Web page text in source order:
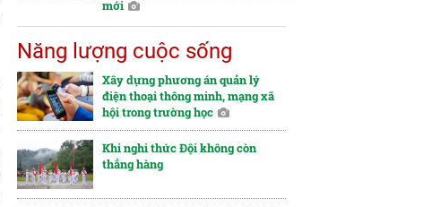
mới
Năng lượng cuộc sống
Xây dựng phương án quản lý
điện thoại thông minh, mạng xã
hội trong trường học
Khi nghi thức Đội không còn
thẳng hàng